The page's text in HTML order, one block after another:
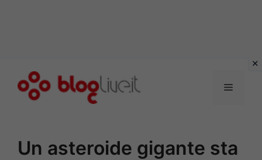
Menu
Un asteroide gigante sta